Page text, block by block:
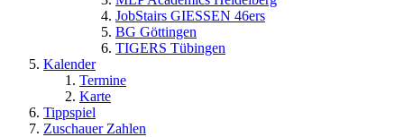
JobStairs GIESSEN 46ers
BG Göttingen
TIGERS Tübingen
Kalender
Termine
Karte
Tippspiel
Zuschauer Zahlen